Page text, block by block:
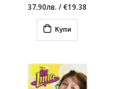
37.90лв. /€19.38
Купи